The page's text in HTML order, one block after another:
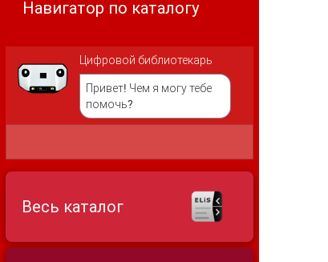
Навигатор по каталогу
Цифровой библиотекарь
Привет! Чем я могу тебе
помочь?
Весь каталог